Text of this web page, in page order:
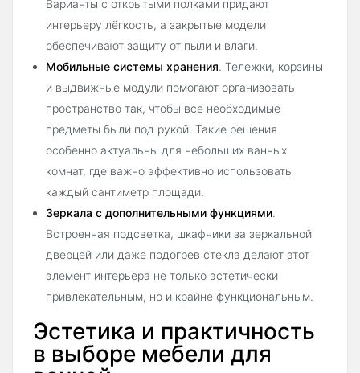
Варианты с открытыми полками придают
интерьеру лёгкость, а закрытые модели
обеспечивают защиту от пыли и влаги.
Мобильные системы хранения. Тележки, корзины
и выдвижные модули помогают организовать
пространство так, чтобы все необходимые
предметы были под рукой. Такие решения
особенно актуальны для небольших ванных
комнат, где важно эффективно использовать
каждый сантиметр площади.
Зеркала с дополнительными функциями.
Встроенная подсветка, шкафчики за зеркальной
дверцей или даже подогрев стекла делают этот
элемент интерьера не только эстетически
привлекательным, но и крайне функциональным.
Эстетика и практичность
в выборе мебели для